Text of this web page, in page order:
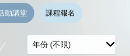
動講堂 課程報名